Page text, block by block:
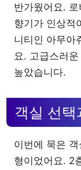
반가웠어요.
향기가 인상적
니티인 아무아
요. 고급스러
높았습니다.
객실 선택
이번에 묵은
형이었어요. 2